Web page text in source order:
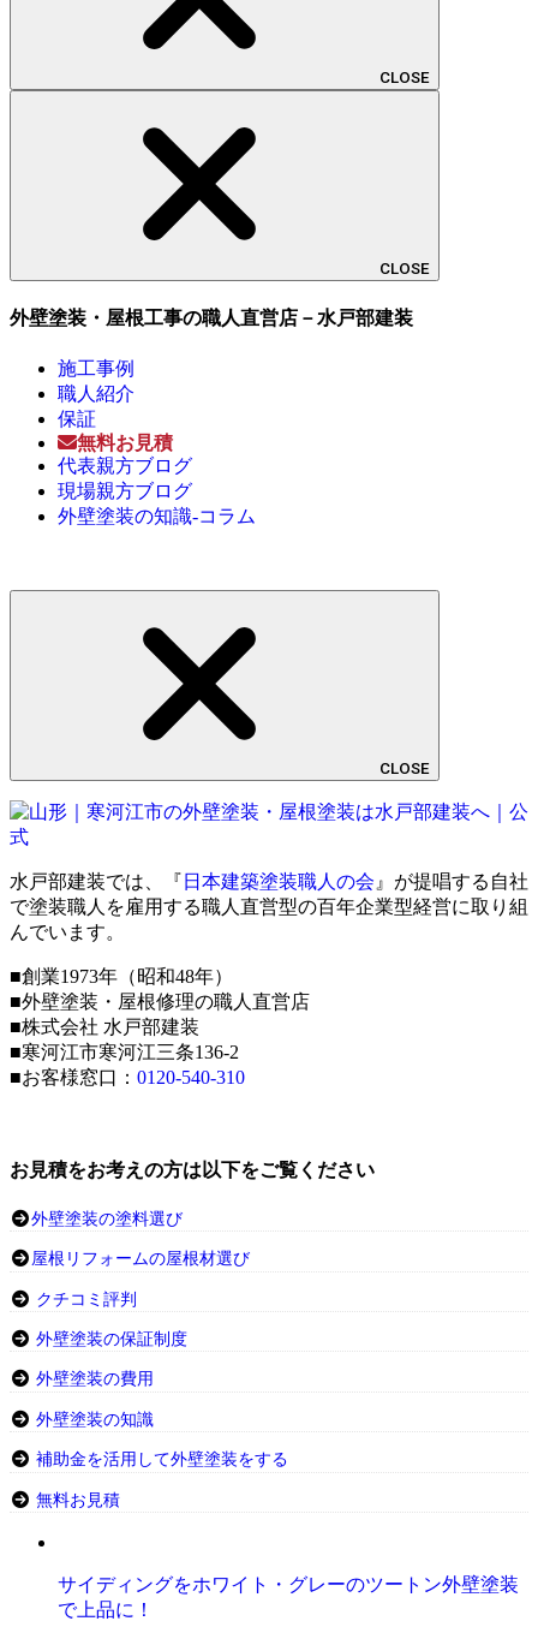
CLOSE
CLOSE
外壁塗装・屋根工事の職人直営店－水戸部建装
施工事例
職人紹介
保証
無料お見積
代表親方ブログ
現場親方ブログ
外壁塗装の知識-コラム
CLOSE
水戸部建装では、『 日本建築塗装職人の会 』が提唱する自社
で塗装職人を雇用する職人直営型の百年企業型経営に取り組
んでいます。
■創業1973年（昭和48年）
■外壁塗装・屋根修理の職人直営店
■株式会社 水戸部建装
■寒河江市寒河江三条136-2
■お客様窓口： 0120-540-310
お見積をお考えの方は以下をご覧ください
外壁塗装の塗料選び
屋根リフォームの屋根材選び
クチコミ評判
外壁塗装の保証制度
外壁塗装の費用
外壁塗装の知識
補助金を活用して外壁塗装をする
無料お見積
サイディングをホワイト・グレーのツートン外壁塗装
で上品に！